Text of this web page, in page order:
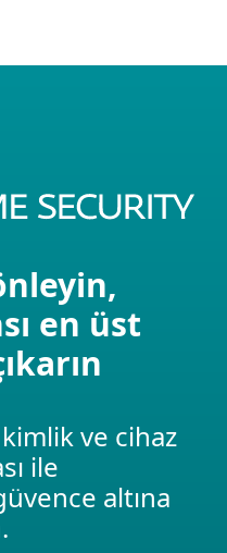
en üst
ve cihaz
ile
altına